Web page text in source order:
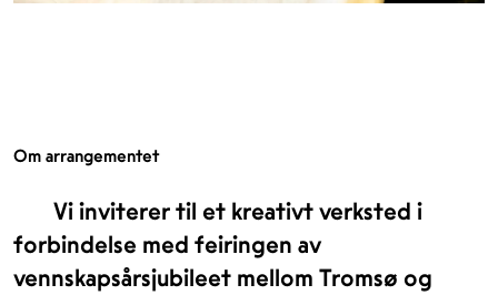
Om arrangementet
Vi inviterer til et kreativt verksted i
forbindelse med feiringen av
vennskapsårsjubileet mellom Tromsø og